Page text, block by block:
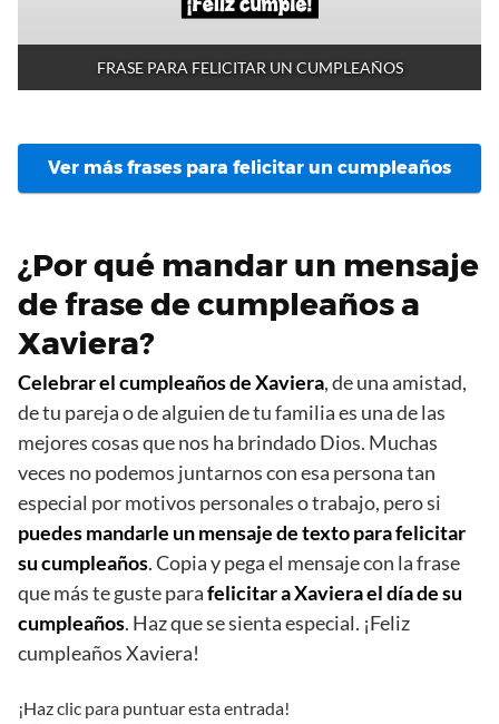
FRASE PARA FELICITAR UN CUMPLEAÑOS
Ver más frases para felicitar un cumpleaños
¿Por qué mandar un mensaje
de frase de cumpleaños a
Xaviera?
Celebrar el cumpleaños de Xaviera, de una amistad,
de tu pareja o de alguien de tu familia es una de las
mejores cosas que nos ha brindado Dios. Muchas
veces no podemos juntarnos con esa persona tan
especial por motivos personales o trabajo, pero si
puedes mandarle un mensaje de texto para felicitar
su cumpleaños. Copia y pega el mensaje con la frase
que más te guste parafelicitar a Xaviera el día de su
cumpleaños. Haz que se sienta especial. ¡Feliz
cumpleaños Xaviera!
¡Haz clic para puntuar esta entrada!